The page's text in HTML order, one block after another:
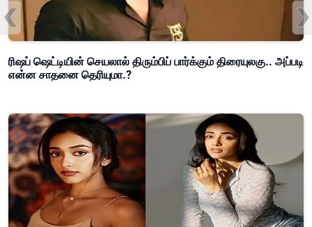
ரிஷப் ஷெட்டியின் செயலால் திரும்பிப் பார்க்கும் திரையுலகு.. அப்படி
என்ன சாதனை தெரியுமா.?